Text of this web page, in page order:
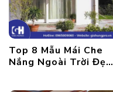
Top 8 Mẫu Mái Che
Nắng Ngoài Trời Đẹp